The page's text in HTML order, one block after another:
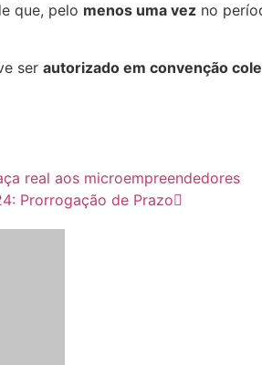
que, pelo menos uma vez no
ser autorizado em convenção
real aos microempreendedores
Prorrogação de Prazo